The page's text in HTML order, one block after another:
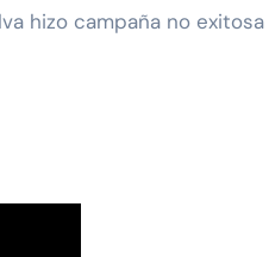
hizo campaña no